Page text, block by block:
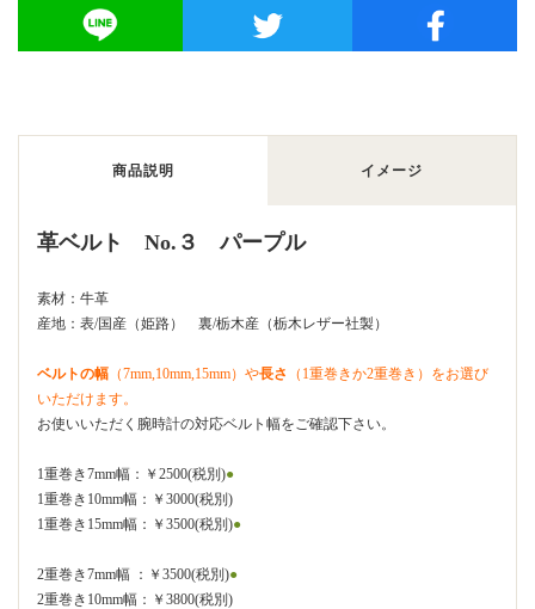
商品説明 イメージ
革ベルト No.３ パープル
素材：牛革
産地：表/国産（姫路） 裏/栃木産（栃木レザー社製）
ベルトの幅 （7mm,10mm,15mm）や長さ
（1重巻きか2重巻き）をお選び
いただけます。
お使いいただく腕時計の対応ベルト幅をご確認下さい。
1重巻き7mm幅：￥2500(税別)●
1重巻き10mm幅：￥3000(税別)
1重巻き15mm幅：￥3500(税別)●
2重巻き7mm幅 ：￥3500(税別)●
2重巻き10mm幅：￥3800(税別)